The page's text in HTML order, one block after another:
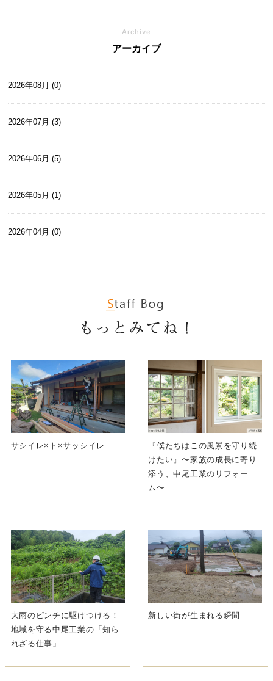
Archive
アーカイブ
2026年08月 (0)
2026年07月 (3)
2026年06月 (5)
2026年05月 (1)
2026年04月 (0)
サシイレ×ト×サッシイレ
『僕たちはこの風景を守り続
けたい』〜家族の成長に寄り
添う、中尾工業のリフォー
ム〜
大雨のピンチに駆けつける！
地域を守る中尾工業の「知ら
れざる仕事」
新しい街が生まれる瞬間